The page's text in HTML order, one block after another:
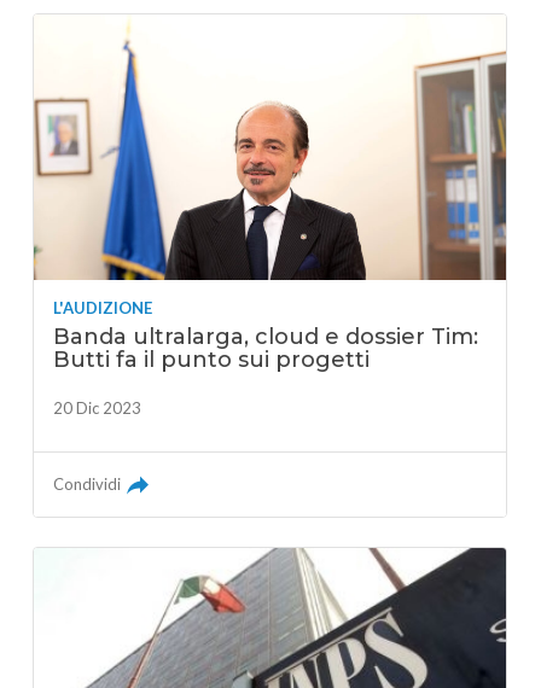
L'AUDIZIONE
Banda ultralarga, cloud e dossier Tim:
Butti fa il punto sui progetti
20 Dic 2023
Condividi